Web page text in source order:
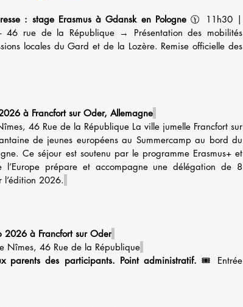
: stage Erasmus à Gdansk en Pologne 🕦 11h30 |
46 rue de la République → Présentation des mobilités
locales du Gard et de la Lozère. Remise officielle des
à Francfort sur Oder, Allemagne
46 Rue de la République La ville jumelle Francfort sur
de jeunes européens au Summercamp au bord du
Ce séjour est soutenu par le programme Erasmus+ et
l’Europe prépare et accompagne une délégation de 8
2026.
2026 à Francfort sur Oder
Nîmes, 46 Rue de la République
parents des participants. Point administratif. 🎟️ Entrée